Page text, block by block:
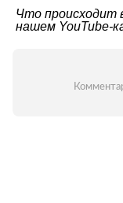
Что происходит
нашем YouTube-